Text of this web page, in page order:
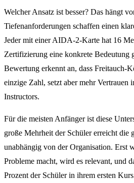
Welcher Ansatz ist besser? Das hängt
Tiefenanforderungen schaffen einen
Jeder mit einer AIDA-2-Karte hat 16
Zertifizierung eine konkrete Bedeutung
Bewertung erkennt an, dass Freitauch-
einzige Zahl, setzt aber mehr Vertrauen
Instructors.
Für die meisten Anfänger ist diese
große Mehrheit der Schüler erreicht die
unabhängig von der Organisation. Erst
Probleme macht, wird es relevant, und
Prozent der Schüler in ihrem ersten